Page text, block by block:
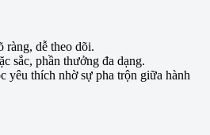
ràng, dễ theo dõi.
sắc, phần thưởng đa dạng.
yêu thích nhờ sự pha trộn giữa hành